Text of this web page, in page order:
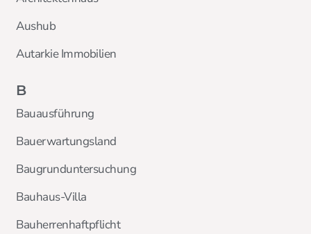
Aushub
Autarkie Immobilien
B
Bauausführung
Bauerwartungsland
Baugrunduntersuchung
Bauhaus-Villa
Bauherrenhaftpflicht